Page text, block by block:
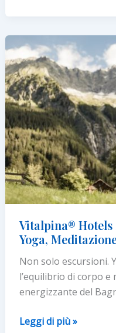
vince
la
prevenzione
e
l’innovazione
Vitalpina®
Yoga,
Non solo escursioni.
l’equilibrio di corpo
energizzante del
Vitalpina®
Leggi di più »